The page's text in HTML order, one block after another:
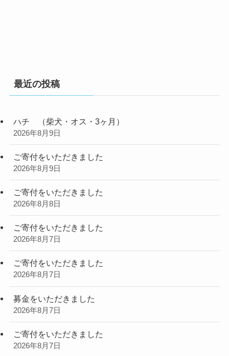
最近の投稿
ハチ （柴犬・オス・3ヶ月）
2026年8月9日
ご寄付をいただきました
2026年8月9日
ご寄付をいただきました
2026年8月8日
ご寄付をいただきました
2026年8月7日
ご寄付をいただきました
2026年8月7日
募金をいただきました
2026年8月7日
ご寄付をいただきました
2026年8月7日